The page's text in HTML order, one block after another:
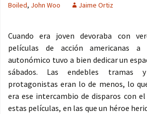
Boiled, John Woo Jaime Ortiz
Cuando era joven devoraba con
películas de acción americanas
autonómico tuvo a bien dedicar un
sábados. Las endebles tramas
protagonistas eran lo de menos, lo
era ese intercambio de disparos con
estas películas, en las que un héroe